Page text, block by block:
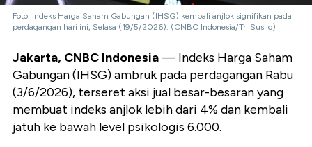
Foto: Indeks Harga Saham Gabungan (IHSG) kembali anjlok signifikan pada
perdagangan hari ini, Selasa (19/5/2026). (CNBC Indonesia/Tri Susilo)
Jakarta, CNBC Indonesia— Indeks Harga Saham
Gabungan (IHSG) ambruk pada perdagangan Rabu
(3/6/2026), terseret aksi jual besar-besaran yang
membuat indeks anjlok lebih dari 4% dan kembali
jatuh ke bawah level psikologis 6.000.